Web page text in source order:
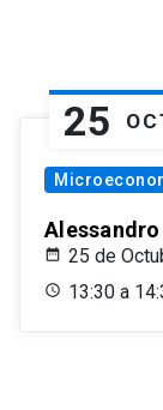
25
25 de
13:30 a